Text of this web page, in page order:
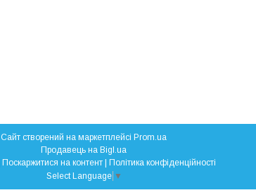
Сайт створений на маркетплейсі Prom.ua
Продавець на Bigl.ua
Поскаржитися на контент
Політика конфіденційності
Select Language ▼